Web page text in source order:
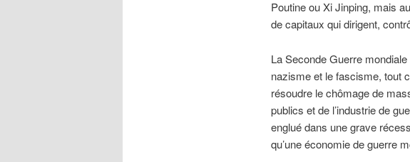
Poutine ou Xi Jinping, mais
de capitaux qui dirigent,
La Seconde Guerre
nazisme et le fascisme, tout
résoudre le chômage de
publics et de l’industrie de
englué dans une grave
qu’une économie de guerre